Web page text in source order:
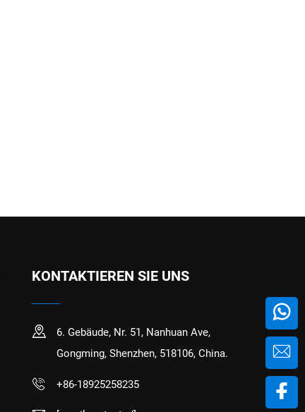
KONTAKTIEREN SIE UNS
6. Gebäude, Nr. 51, Nanhuan Ave,
Gongming, Shenzhen, 518106, China.
+86-18925258235